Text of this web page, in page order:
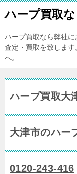
ハープ買取
ハープ買取なら弊社
査定・買取を致しま
へ。
ハープ買取大
大津市のハー
0120-243-416